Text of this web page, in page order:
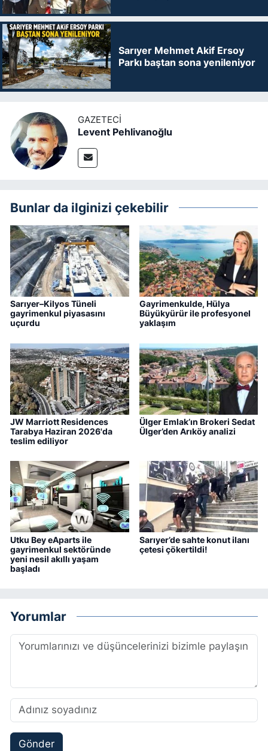
Sarıyer Mehmet Akif Ersoy
Parkı baştan sona yenileniyor
GAZETECI
Levent Pehlivanoğlu
Bunlar da ilginizi çekebilir
Sarıyer–Kilyos Tüneli
gayrimenkul piyasasını
uçurdu
Gayrimenkulde, Hülya
Büyükyürür ile profesyonel
yaklaşım
JW Marriott Residences
Tarabya Haziran 2026'da
teslim ediliyor
Ülger Emlak’ın Brokeri Sedat
Ülger’den Arıköy analizi
Utku Bey eAparts ile
gayrimenkul sektöründe
yeni nesil akıllı yaşam
başladı
Sarıyer’de sahte konut ilanı
çetesi çökertildi!
Yorumlar
Gönder